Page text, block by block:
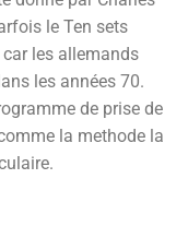
le Ten sets
les allemands
les années 70.
de prise de
la methode la